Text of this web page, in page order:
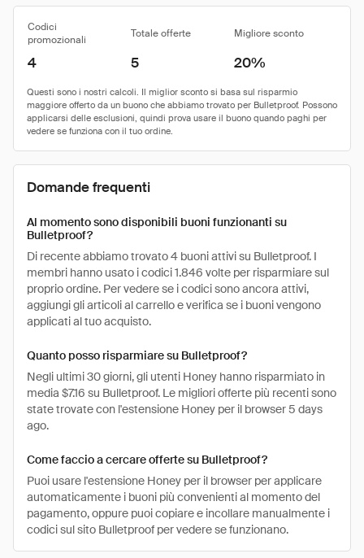
Codici
promozionali
Totale offerte Migliore sconto
4 5 20%
Domande frequenti
Al momento sono disponibili buoni funzionanti su
Bulletproof?
Di recente abbiamo trovato 4 buoni attivi su Bulletproof. I
membri hanno usato i codici 1.846 volte per risparmiare sul
proprio ordine. Per vedere se i codici sono ancora attivi,
aggiungi gli articoli al carrello e verifica se i buoni vengono
applicati al tuo acquisto.
Quanto posso risparmiare su Bulletproof?
Negli ultimi 30 giorni, gli utenti Honey hanno risparmiato in
media $7.16 su Bulletproof. Le migliori offerte più recenti sono
state trovate con l'estensione Honey per il browser 5 days
ago.
Come faccio a cercare offerte su Bulletproof?
Puoi usare l'estensione Honey per il browser per applicare
automaticamente i buoni più convenienti al momento del
pagamento, oppure puoi copiare e incollare manualmente i
codici sul sito Bulletproof per vedere se funzionano.